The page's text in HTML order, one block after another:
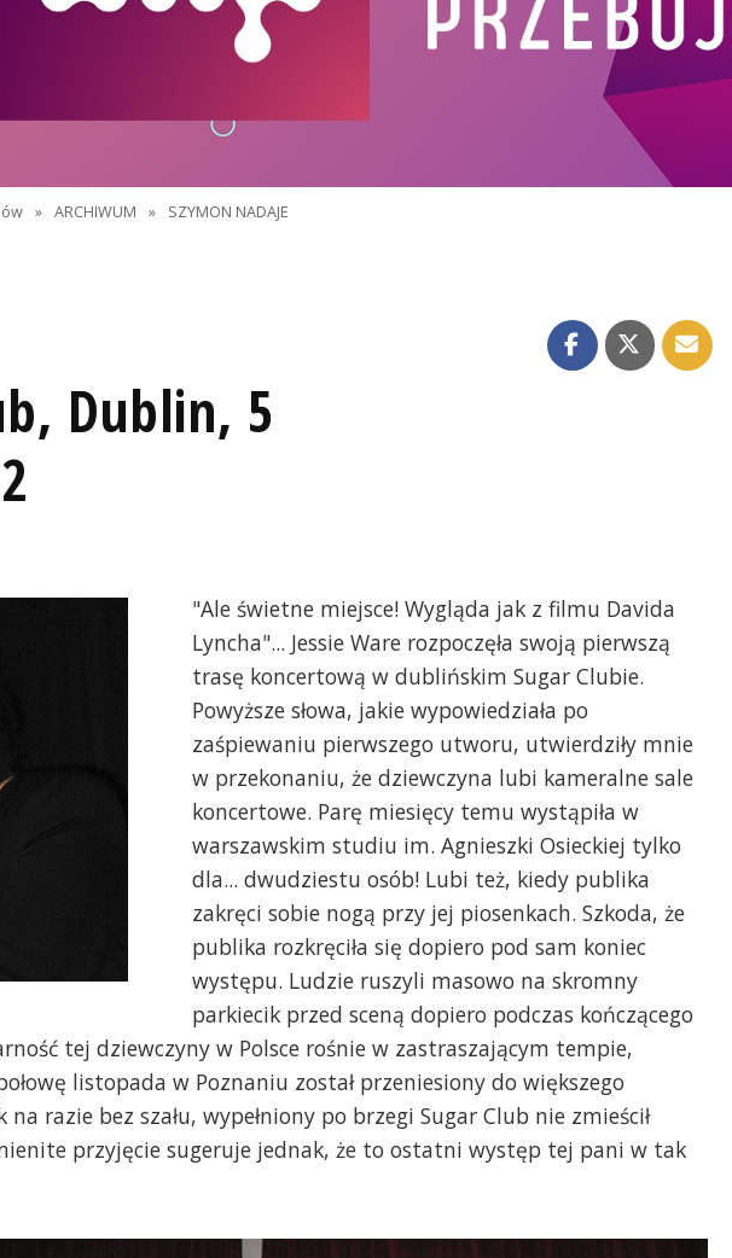
» ARCHIWUM » SZYMON NADAJE
Dublin, 5
"Ale świetne miejsce! Wygląda jak z filmu Davida
Lyncha"... Jessie Ware rozpoczęła swoją pierwszą
trasę koncertową w dublińskim Sugar Clubie.
Powyższe słowa, jakie wypowiedziała po
zaśpiewaniu pierwszego utworu, utwierdziły mnie
w przekonaniu, że dziewczyna lubi kameralne sale
koncertowe. Parę miesięcy temu wystąpiła w
warszawskim studiu im. Agnieszki Osieckiej tylko
dla... dwudziestu osób! Lubi też, kiedy publika
zakręci sobie nogą przy jej piosenkach. Szkoda, że
publika rozkręciła się dopiero pod sam koniec
występu. Ludzie ruszyli masowo na skromny
parkiecik przed sceną dopiero podczas kończącego
tej dziewczyny w Polsce rośnie w zastraszającym tempie,
listopada w Poznaniu został przeniesiony do większego
razie bez szału, wypełniony po brzegi Sugar Club nie zmieścił
przyjęcie sugeruje jednak, że to ostatni występ tej pani w tak